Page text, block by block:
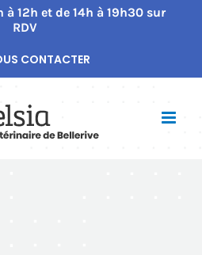
12h et de 14h à 19h30 sur
RDV
CONTACTER